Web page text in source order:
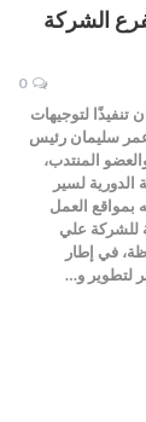
الشركة
0
لتوجيهات
عمر سليمان رئيس
المنتدب،
الدورية لسير
بمواقع العمل
للشركة علي
في إطار
لتطوير و…